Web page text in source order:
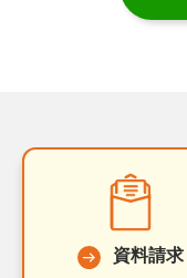
資料請求